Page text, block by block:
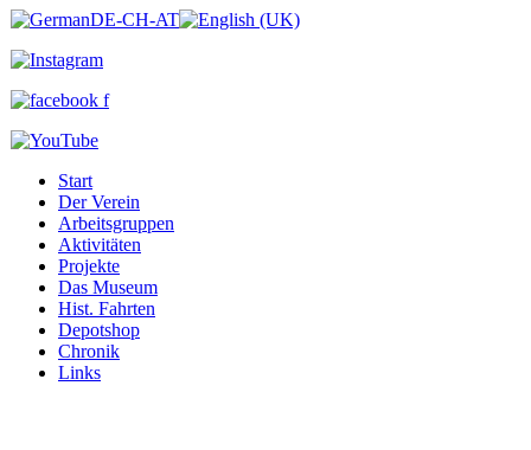
Start
Der Verein
Arbeitsgruppen
Aktivitäten
Projekte
Das Museum
Hist. Fahrten
Depotshop
Chronik
Links